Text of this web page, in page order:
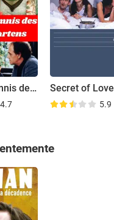
Das Geheimnis des Rosengartens
4.7
Secret of Love
5.9